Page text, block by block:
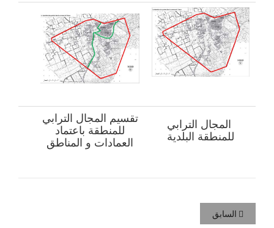
المجال الترابي
للمنطقة البلدية
تقسيم المجال الترابي
للمنطقة باعتماد
العمادات و المناطق
السابق